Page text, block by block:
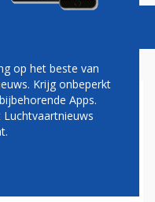
te veel aan
op het beste van
Krijg onbeperkt
Apps.